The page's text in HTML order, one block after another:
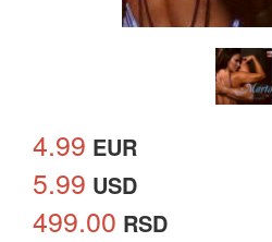
4.99 EUR
5.99 USD
499.00 RSD